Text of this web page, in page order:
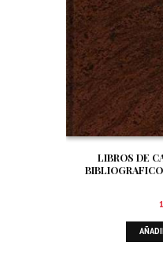
LIBROS DE